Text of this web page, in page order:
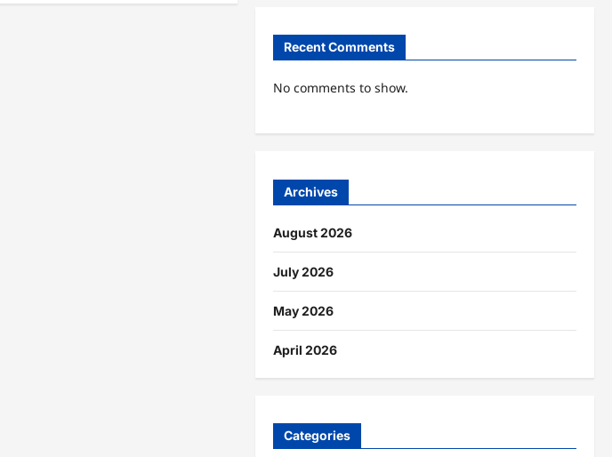
Recent Comments
No comments to show.
Archives
August 2026
July 2026
May 2026
April 2026
Categories